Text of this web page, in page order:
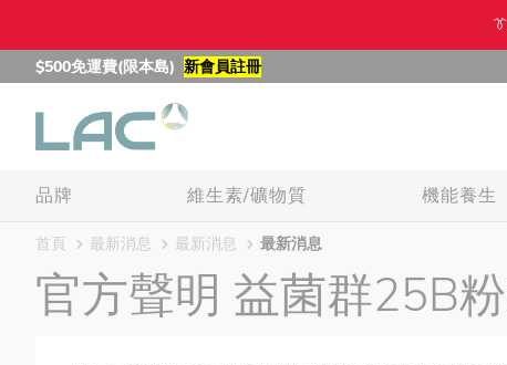
$500免運費(限本島) 新會員註冊
品牌 維生素/礦物質 機能養生
首頁 最新消息 最新消息 最新消息
官方聲明 益菌群25B